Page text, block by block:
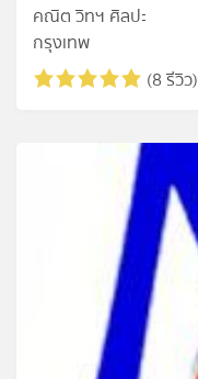
คณิต วิทฯ ศิลปะ
กรุงเทพ
(8 รีวิว)